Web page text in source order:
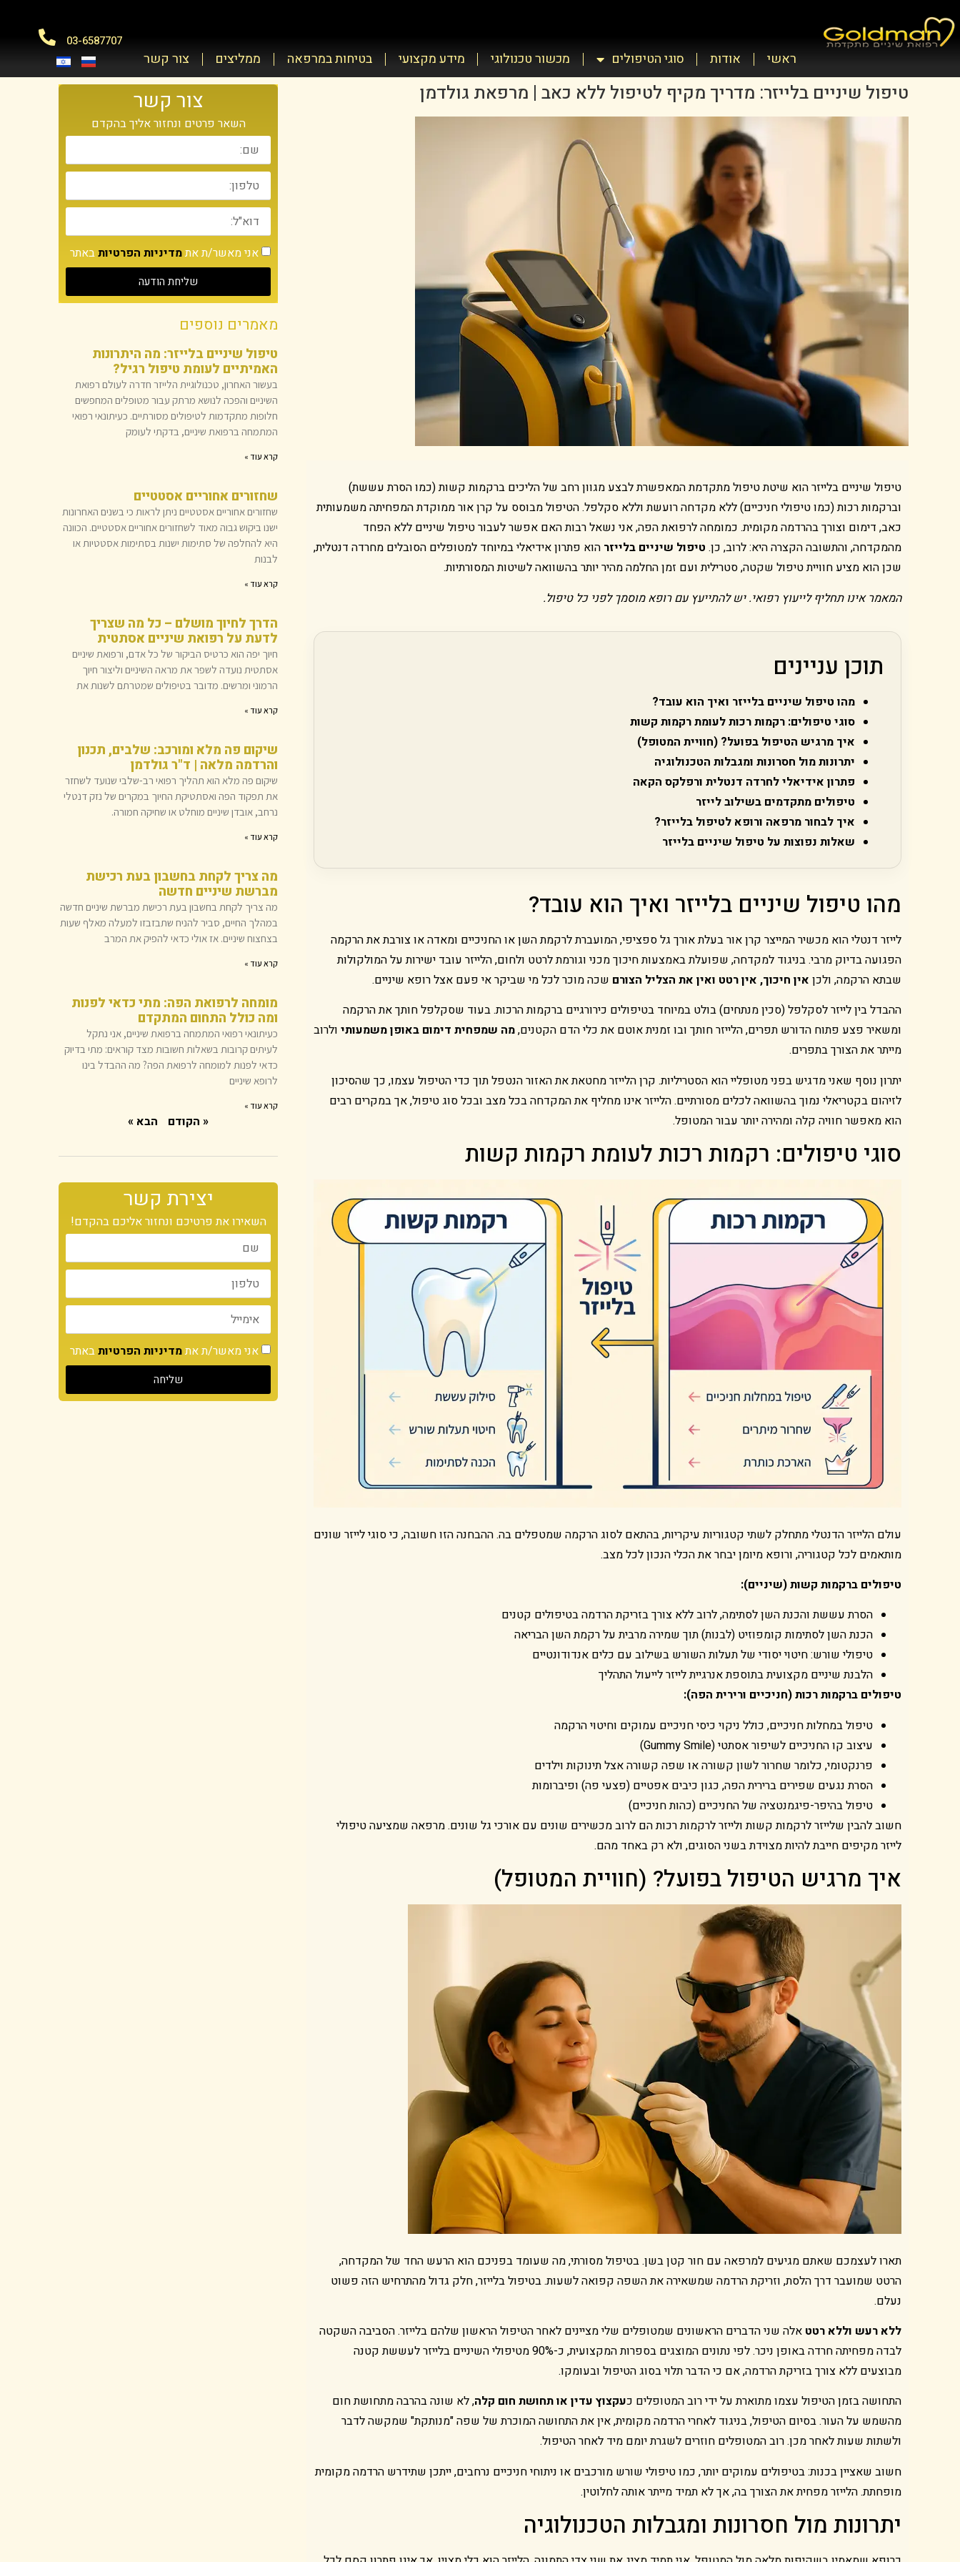
ראשי אודות סוגי הטיפולים מכשור טכנולוגי מידע מקצועי בטיחות במרפאה ממליצים צור קשר
03-6587707
טיפול שיניים בלייזר: מדריך מקיף לטיפול ללא כאב | מרפאת גולדמן
טיפול שיניים בלייזר הוא שיטת טיפול מתקדמת המאפשרת לבצע מגוון רחב של הליכים ברקמות קשות (כמו הסרת עששת)
וברקמות רכות (כמו טיפולי חניכיים) ללא מקדחה רועשת וללא סקלפל. הטיפול מבוסס על קרן אור ממוקדת המפחיתה משמעותית
כאב, דימום וצורך בהרדמה מקומית. כמומחה לרפואת הפה, אני נשאל רבות האם אפשר לעבור טיפול שיניים ללא הפחד
מהמקדחה, והתשובה הקצרה היא: לרוב, כן. טיפול שיניים בלייזר הוא פתרון אידיאלי במיוחד למטופלים הסובלים מחרדה דנטלית,
שכן הוא מציע חוויית טיפול שקטה, סטרילית ועם זמן החלמה מהיר יותר בהשוואה לשיטות המסורתיות.
המאמר אינו תחליף לייעוץ רפואי. יש להתייעץ עם רופא מוסמך לפני כל טיפול.
תוכן עניינים
מהו טיפול שיניים בלייזר ואיך הוא עובד?
סוגי טיפולים: רקמות רכות לעומת רקמות קשות
איך מרגיש הטיפול בפועל? (חוויית המטופל)
יתרונות מול חסרונות ומגבלות הטכנולוגיה
פתרון אידיאלי לחרדה דנטלית ורפלקס הקאה
טיפולים מתקדמים בשילוב לייזר
איך לבחור מרפאה ורופא לטיפול בלייזר?
שאלות נפוצות על טיפול שיניים בלייזר
מהו טיפול שיניים בלייזר ואיך הוא עובד?
לייזר דנטלי הוא מכשיר המייצר קרן אור בעלת אורך גל ספציפי, המועברת לרקמת השן או החניכיים ומאדה או צורבת את הרקמה
הפגועה בדיוק מרבי. בניגוד למקדחה, שפועלת באמצעות חיכוך מכני וגורמת לרטט ולחום, הלייזר עובד ישירות על המולקולות
שבתא הרקמה, ולכן אין חיכוך, אין רטט ואין את הצליל הצורם שכה מוכר לכל מי שביקר אי פעם אצל רופא שיניים.
ההבדל בין לייזר לסקלפל (סכין מנתחים) בולט במיוחד בטיפולים כירורגיים ברקמות הרכות. בעוד שסקלפל חותך את הרקמה
ומשאיר פצע פתוח הדורש תפרים, הלייזר חותך ובו זמנית אוטם את כלי הדם הקטנים,מה שמפחית דימום באופן משמעותי ולרוב
מייתר את הצורך בתפרים.
יתרון נוסף שאני מדגיש בפני מטופליי הוא הסטריליות. קרן הלייזר מחטאת את האזור הנטפל תוך כדי הטיפול עצמו, כך שהסיכון
לזיהום בקטריאלי נמוך בהשוואה לכלים מסורתיים. הלייזר אינו מחליף את המקדחה בכל מצב ובכל סוג טיפול, אך במקרים רבים
הוא מאפשר חוויה קלה ומהירה יותר עבור המטופל.
סוגי טיפולים: רקמות רכות לעומת רקמות קשות
עולם הלייזר הדנטלי מתחלק לשתי קטגוריות עיקריות, בהתאם לסוג הרקמה שמטפלים בה. ההבחנה הזו חשובה, כי סוגי לייזר שונים
מותאמים לכל קטגוריה, ורופא מיומן יבחר את הכלי הנכון לכל מצב.
טיפולים ברקמות קשות (שיניים):
הסרת עששת והכנת השן לסתימה, לרוב ללא צורך בזריקת הרדמה בטיפולים קטנים
הכנת השן לסתימות קומפוזיט (לבנות) תוך שמירה מרבית על רקמת השן הבריאה
טיפולי שורש: חיטוי יסודי של תעלות השורש בשילוב עם כלים אנדודונטיים
הלבנת שיניים מקצועית בתוספת אנרגיית לייזר לייעול התהליך
טיפולים ברקמות רכות (חניכיים ורירית הפה):
טיפול במחלות חניכיים, כולל ניקוי כיסי חניכיים עמוקים וחיטוי הרקמה
עיצוב קו החניכיים לשיפור אסתטי (Gummy Smile)
פרנקטומי, כלומר שחרור לשון קשורה או שפה קשורה אצל תינוקות וילדים
הסרת נגעים שפירים ברירית הפה, כגון כיבים אפטיים (פצעי פה) ופיברומות
טיפול בהיפר-פיגמנטציה של החניכיים (כהות חניכיים)
חשוב להבין שלייזר לרקמות קשות ולייזר לרקמות רכות הם לרוב מכשירים שונים עם אורכי גל שונים. מרפאה שמציעה טיפולי
לייזר מקיפים חייבת להיות מצוידת בשני הסוגים, ולא רק באחד מהם.
איך מרגיש הטיפול בפועל? (חוויית המטופל)
תארו לעצמכם שאתם מגיעים למרפאה עם חור קטן בשן. בטיפול מסורתי, מה שעומד בפניכם הוא הרעש החד של המקדחה,
הרטט שמועבר דרך הלסת, וזריקת הרדמה שמשאירה את השפה קפואה לשעות. בטיפול בלייזר, חלק גדול מהתרחיש הזה פשוט
נעלם.
ללא רעש וללא רטט אלה שני הדברים הראשונים שמטופלים שלי מציינים לאחר הטיפול הראשון שלהם בלייזר. הסביבה השקטה
לבדה מפחיתה חרדה באופן ניכר. לפי נתונים המוצגים בספרות המקצועית, כ-90% מטיפולי השיניים בלייזר לעששת קטנה
מבוצעים ללא צורך בזריקת הרדמה, אם כי הדבר תלוי בסוג הטיפול ובעומקו.
התחושה בזמן הטיפול עצמו מתוארת על ידי רוב המטופלים כעקצוץ עדין או תחושת חום קלה, לא שונה בהרבה מתחושת חום
מהשמש על העור. בסיום הטיפול, בניגוד לאחרי הרדמה מקומית, אין את התחושה המוכרת של שפה "מנותקת" שמקשה לדבר
ולשתות שעות לאחר מכן. רוב המטופלים חוזרים לשגרת יומם מיד לאחר הטיפול.
חשוב שאציין בכנות: בטיפולים עמוקים יותר, כמו טיפולי שורש מורכבים או ניתוחי חניכיים נרחבים, ייתכן שתידרש הרדמה מקומית
מופחתת. הלייזר מפחית את הצורך בה, אך לא תמיד מייתר אותה לחלוטין.
יתרונות מול חסרונות ומגבלות הטכנולוגיה
צור קשר
השאר פרטים ונחזור אליך בהקדם
אני מאשר/ת אתמדיניות הפרטיותבאתר
שליחת הודעה
מאמרים נוספים
טיפול שיניים בלייזר: מה היתרונות
האמיתיים לעומת טיפול רגיל?
בעשור האחרון, טכנולוגיית הלייזר חדרה לעולם רפואת
השיניים והפכה לנושא מרתק עבור מטופלים המחפשים
חלופות מתקדמות לטיפולים מסורתיים. כעיתונאי רפואי
המתמחה ברפואת שיניים, בדקתי לעומק
קרא עוד »
שחזורים אחוריים אסטטיים
שחזורים אחוריים אסטטיים ניתן לראות כי בשנים האחרונות
ישנו ביקוש גבוה מאוד לשחזורים אחוריים אסטטיים. הכוונה
היא להחלפה של סתימות ישנות בסתימות אסטטיות או
לבנות
קרא עוד »
הדרך לחיוך מושלם – כל מה שצריך
לדעת על רפואת שיניים אסתטית
חיוך יפה הוא כרטיס הביקור של כל אדם, ורפואת שיניים
אסתטית נועדה לשפר את מראה השיניים וליצור חיוך
הרמוני ומרשים. מדובר בטיפולים שמטרתם לשנות את
קרא עוד »
שיקום פה מלא ומורכב: שלבים, תכנון
והרדמה מלאה | ד"ר גולדמן
שיקום פה מלא הוא תהליך רפואי רב-שלבי שנועד לשחזר
את תפקוד הפה ואסתטיקת החיוך במקרים של נזק דנטלי
נרחב, אובדן שיניים מוחלט או שחיקה חמורה.
קרא עוד »
מה צריך לקחת בחשבון בעת ​​רכישת
מברשת שיניים חדשה
מה צריך לקחת בחשבון בעת ​​רכישת מברשת שיניים חדשה
במהלך החיים, סביר להניח שתבזבזו למעלה מאלף שעות
בצחצוח שיניים. אז אולי כדאי להפיק את המרב
קרא עוד »
מומחה לרפואת הפה: מתי כדאי לפנות
ומה כולל התחום המתקדם
כעיתונאי רפואי המתמחה ברפואת שיניים, אני נתקל
לעיתים קרובות בשאלות חשובות מצד קוראים: מתי בדיוק
כדאי לפנות למומחה לרפואת הפה? מה ההבדל בינו
לרופא שיניים
קרא עוד »
« הקודם הבא »
יצירת קשר
השאירו את פרטיכם ונחזור אליכם בהקדם!
אני מאשר/ת אתמדיניות הפרטיותבאתר
שליחה